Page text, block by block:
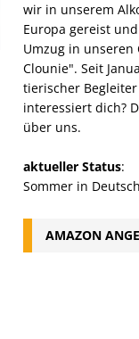
wir in unserem
Europa gereist
Umzug in unseren
Clounie". Seit
tierischer
interessiert dich?
über uns.
aktueller Status:
Sommer in
AMAZON